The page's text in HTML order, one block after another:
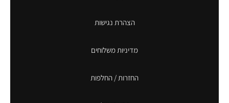
הצהרת נגישות
מדיניות משלוחים
החזרות / החלפות